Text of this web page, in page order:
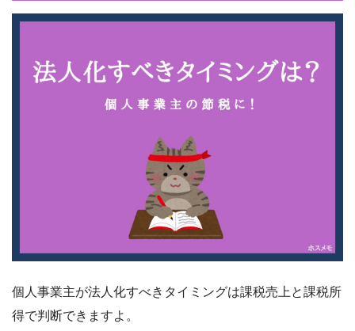
個人事業主が法人化すべきタイミングは課税売上と課税所
得で判断できますよ。